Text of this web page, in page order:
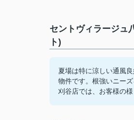
セントヴィラージ
ト)
夏場は特に涼しい通風
物件です。根強いニー
刈谷店では、お客様の